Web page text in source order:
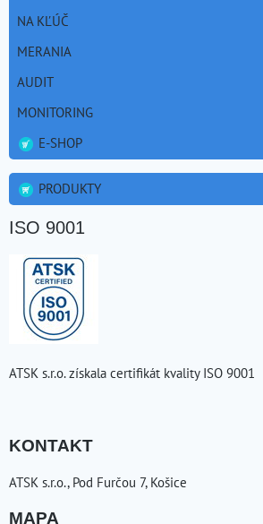
NA KĽÚČ
MERANIA
AUDIT
MONITORING
E-SHOP
PRODUKTY
ISO 9001
ATSK s.r.o. získala certifikát kvality ISO 9001
KONTAKT
ATSK s.r.o., Pod Furčou 7, Košice
MAPA